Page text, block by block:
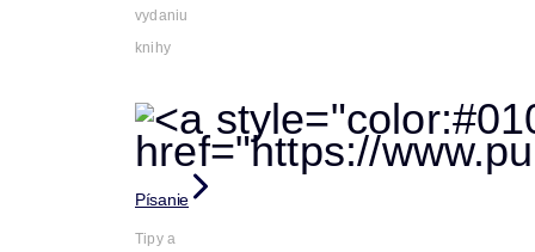
vydaniu
knihy
Písanie
Tipy a